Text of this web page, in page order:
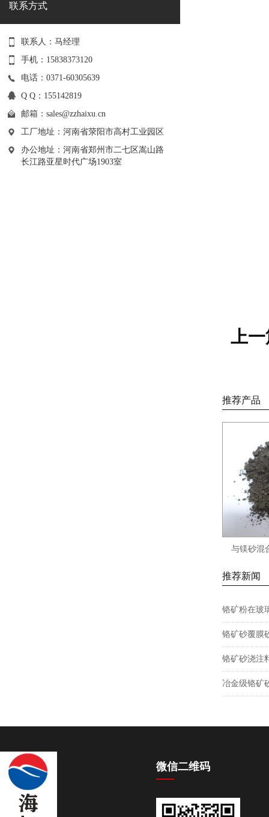
联系方式
联系人：马经理
手机：15838373120
电话：0371-60305639
Q Q：155142819
邮箱： sales@zzhaixu.cn
工厂地址：河南省荥阳市高村工业园区
办公地址：河南省郑州市二七区嵩山路
长江路亚星时代广场1903室
上
推荐产品
与镁砂混
推荐新闻
铬矿粉在玻
铬矿砂覆膜
铬矿砂浇注
冶金级铬矿
微信二维码